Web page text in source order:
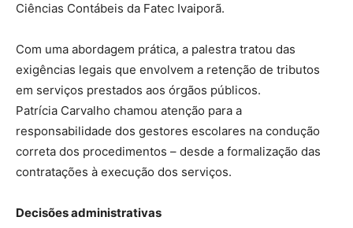
Ciências Contábeis da Fatec Ivaiporã.
Com uma abordagem prática, a palestra tratou das
exigências legais que envolvem a retenção de tributos
em serviços prestados aos órgãos públicos.
Patrícia Carvalho chamou atenção para a
responsabilidade dos gestores escolares na condução
correta dos procedimentos – desde a formalização das
contratações à execução dos serviços.
Decisões administrativas